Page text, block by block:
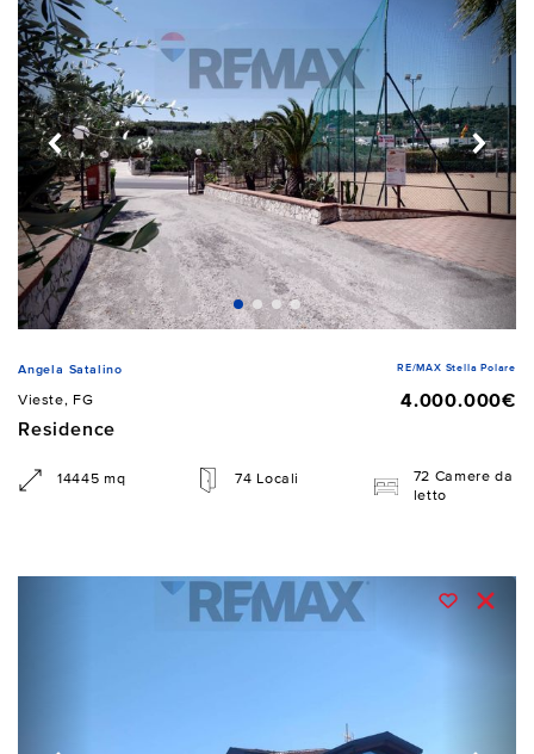
Angela Satalino RE/MAX Stella Polare
Vieste, FG
4.000.000€
Residence
14445 mq 74 Locali
72 Camere da
letto